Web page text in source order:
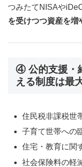
つみたてNISAや
を受けつつ資産を増
④ 公的支援・
える制度は最
住民税非課税世
子育て世帯への
住宅・教育に関
社会保険料の軽